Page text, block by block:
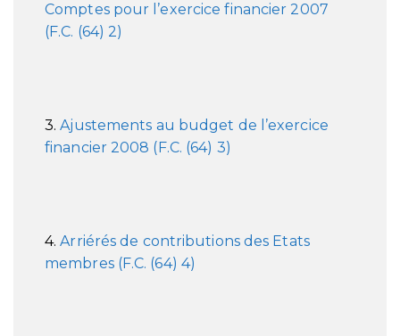
Comptes pour l’exercice financier 2007
(F.C. (64) 2)
3.Ajustements au budget de l’exercice
financier 2008 (F.C. (64) 3)
4.Arriérés de contributions des Etats
membres (F.C. (64) 4)